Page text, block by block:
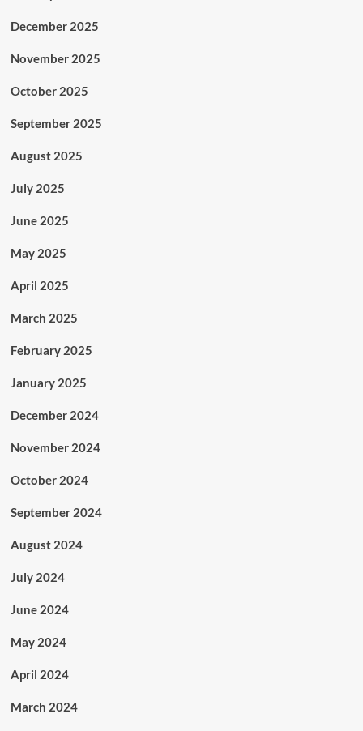
December 2025
November 2025
October 2025
September 2025
August 2025
July 2025
June 2025
May 2025
April 2025
March 2025
February 2025
January 2025
December 2024
November 2024
October 2024
September 2024
August 2024
July 2024
June 2024
May 2024
April 2024
March 2024